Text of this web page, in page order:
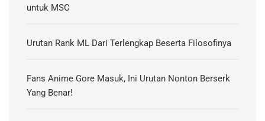
untuk MSC
Urutan Rank ML Dari Terlengkap Beserta Filosofinya
Fans Anime Gore Masuk, Ini Urutan Nonton Berserk
Yang Benar!